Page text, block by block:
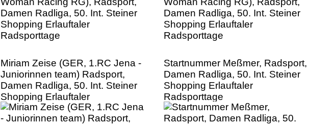
Miriam Zeise (GER, 1.RC Jena -
Juniorinnen team) Radsport,
Damen Radliga, 50. Int. Steiner
Shopping Erlauftaler
Radsporttage
Startnummer Meßmer, Radsport,
Damen Radliga, 50. Int. Steiner
Shopping Erlauftaler
Radsporttage